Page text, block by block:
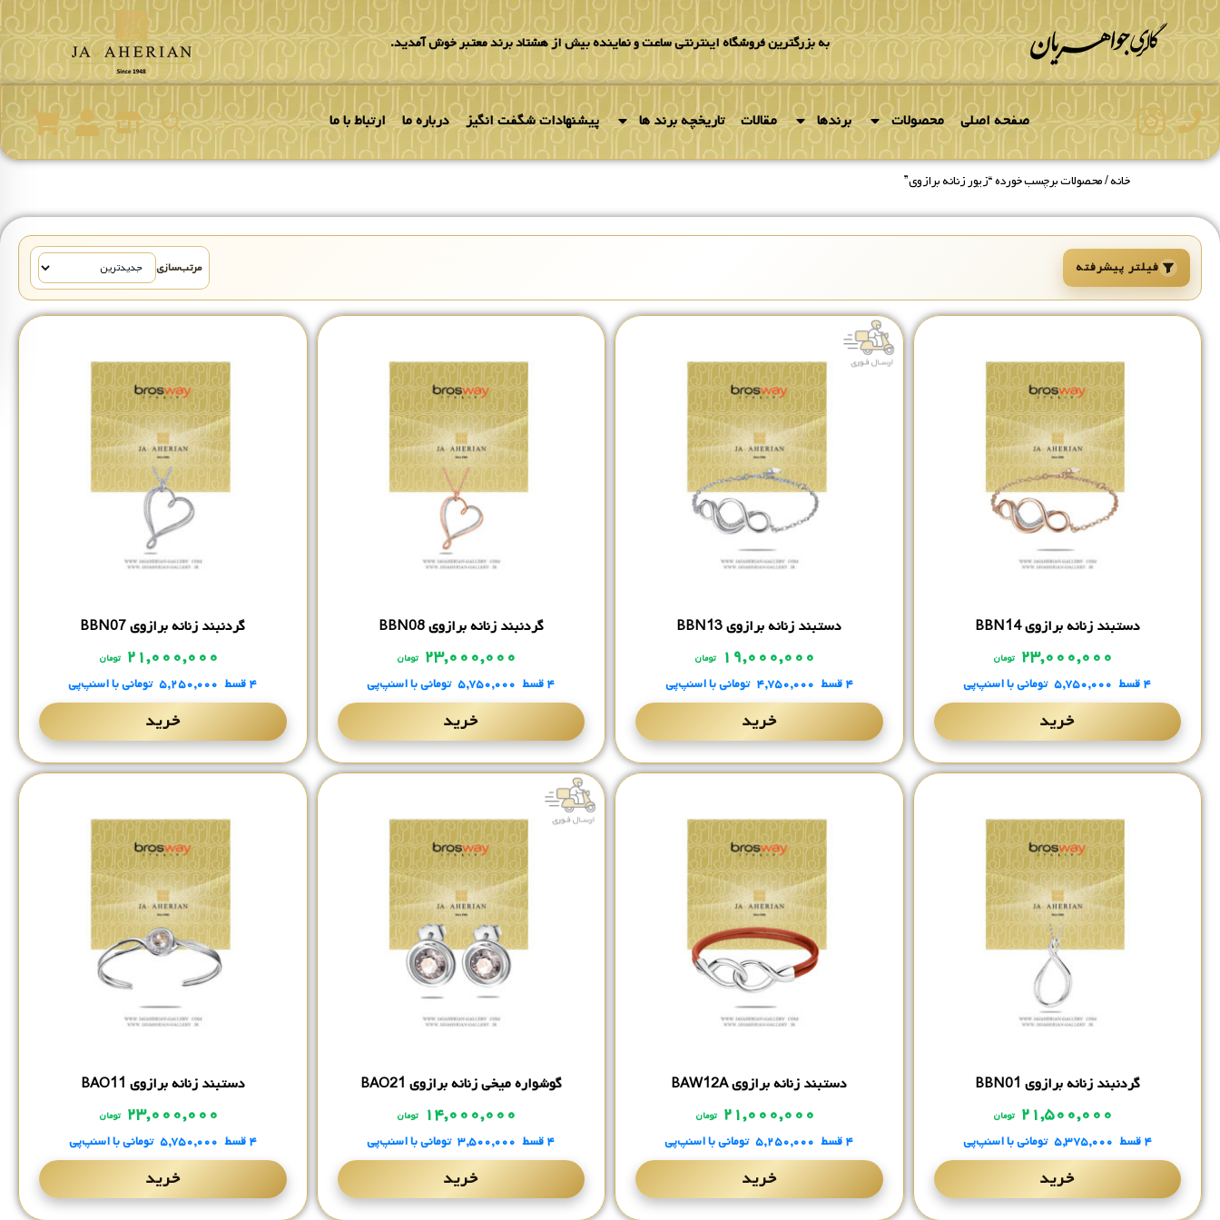
به بزرگترین فروشگاه اینترنتی ساعت و نماینده بیش از هشتاد برند معتبر خوش آمدید.
صفحه اصلی محصولات برندها مقالات تاریخچه برند ها پیشنهادات شگفت انگیز درباره ما ارتباط با ما
خانه/ محصولات برچسب خورده “زیور زنانه برازوی”
فیلتر پیشرفته مرتب‌سازی
دستبند زنانه برازوی BBN14
۲۳,۰۰۰,۰۰۰ تومان
۴ قسط ۵,۷۵۰,۰۰۰ تومانیبا اسنپ‌پی
خرید
دستبند زنانه برازوی BBN13
۱۹,۰۰۰,۰۰۰ تومان
۴ قسط ۴,۷۵۰,۰۰۰ تومانیبا اسنپ‌پی
خرید
گردنبند زنانه برازوی BBN08
۲۳,۰۰۰,۰۰۰ تومان
۴ قسط ۵,۷۵۰,۰۰۰ تومانیبا اسنپ‌پی
خرید
گردنبند زنانه برازوی BBN07
۲۱,۰۰۰,۰۰۰ تومان
۴ قسط ۵,۲۵۰,۰۰۰ تومانیبا اسنپ‌پی
خرید
گردنبند زنانه برازوی BBN01
۲۱,۵۰۰,۰۰۰ تومان
۴ قسط ۵,۳۷۵,۰۰۰ تومانیبا اسنپ‌پی
خرید
دستبند زنانه برازوی BAW12A
۲۱,۰۰۰,۰۰۰ تومان
۴ قسط ۵,۲۵۰,۰۰۰ تومانیبا اسنپ‌پی
خرید
گوشواره میخی زنانه برازوی BAO21
۱۴,۰۰۰,۰۰۰ تومان
۴ قسط ۳,۵۰۰,۰۰۰ تومانیبا اسنپ‌پی
خرید
دستبند زنانه برازوی BAO11
۲۳,۰۰۰,۰۰۰ تومان
۴ قسط ۵,۷۵۰,۰۰۰ تومانیبا اسنپ‌پی
خرید